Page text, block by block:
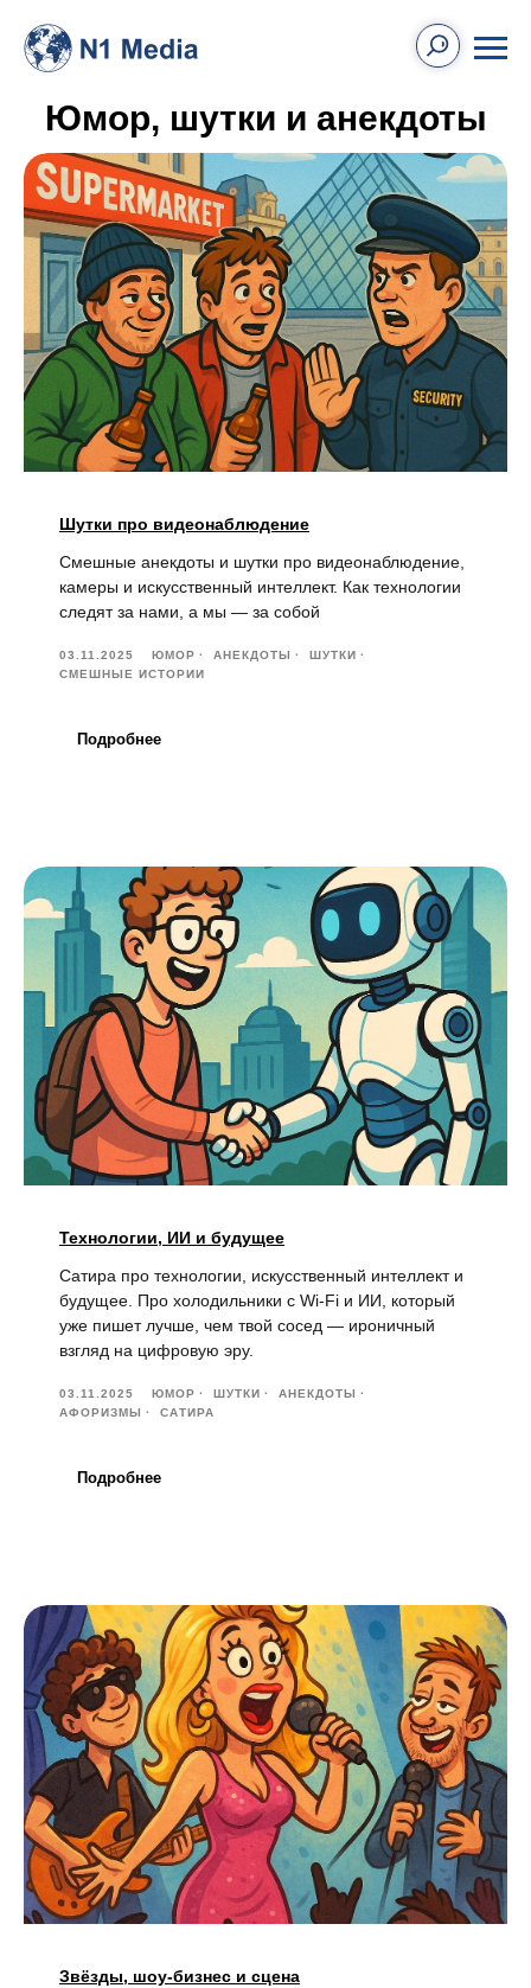
Юмор, шутки и анекдоты
Шутки про видеонаблюдение
Смешные анекдоты и шутки про видеонаблюдение,
камеры и искусственный интеллект. Как технологии
следят за нами, а мы — за собой
03.11.2025 ЮМОР АНЕКДОТЫ
ШУТКИ
СМЕШНЫЕ ИСТОРИИ
Подробнее
Технологии, ИИ и будущее
Сатира про технологии, искусственный интеллект и
будущее. Про холодильники с Wi-Fi и ИИ, который
уже пишет лучше, чем твой сосед — ироничный
взгляд на цифровую эру.
03.11.2025 ЮМОР ШУТКИ
АНЕКДОТЫ
АФОРИЗМЫ
САТИРА
Подробнее
Звёзды, шоу-бизнес и сцена